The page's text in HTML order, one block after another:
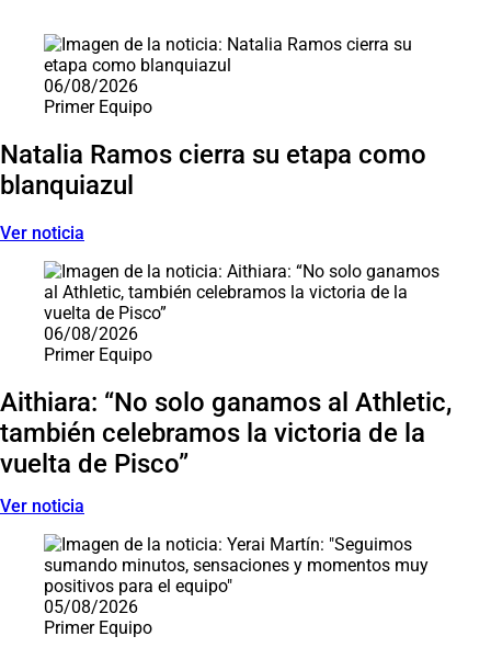
06/08/2026
Primer Equipo
Natalia Ramos cierra su etapa como
blanquiazul
Ver noticia
06/08/2026
Primer Equipo
Aithiara: “No solo ganamos al Athletic,
también celebramos la victoria de la
vuelta de Pisco”
Ver noticia
05/08/2026
Primer Equipo